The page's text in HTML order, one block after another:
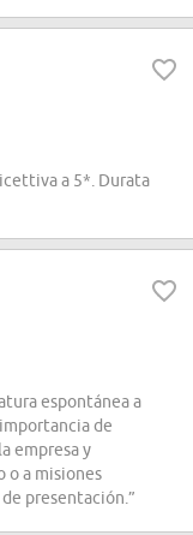
a 5*. Durata
espontánea a
de
empresa y
o a misiones
presentación.”